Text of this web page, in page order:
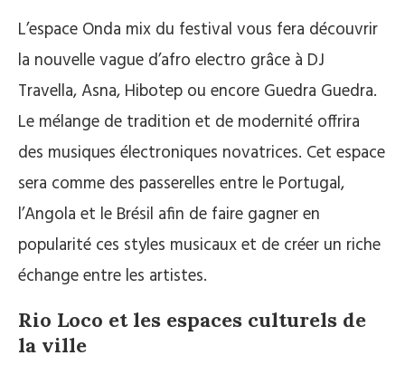
L’espace Onda mix du festival vous fera découvrir
la nouvelle vague d’afro electro grâce à DJ
Travella, Asna, Hibotep ou encore Guedra Guedra.
Le mélange de tradition et de modernité offrira
des musiques électroniques novatrices. Cet espace
sera comme des passerelles entre le Portugal,
l’Angola et le Brésil afin de faire gagner en
popularité ces styles musicaux et de créer un riche
échange entre les artistes.
Rio Loco et les espaces culturels de
la ville